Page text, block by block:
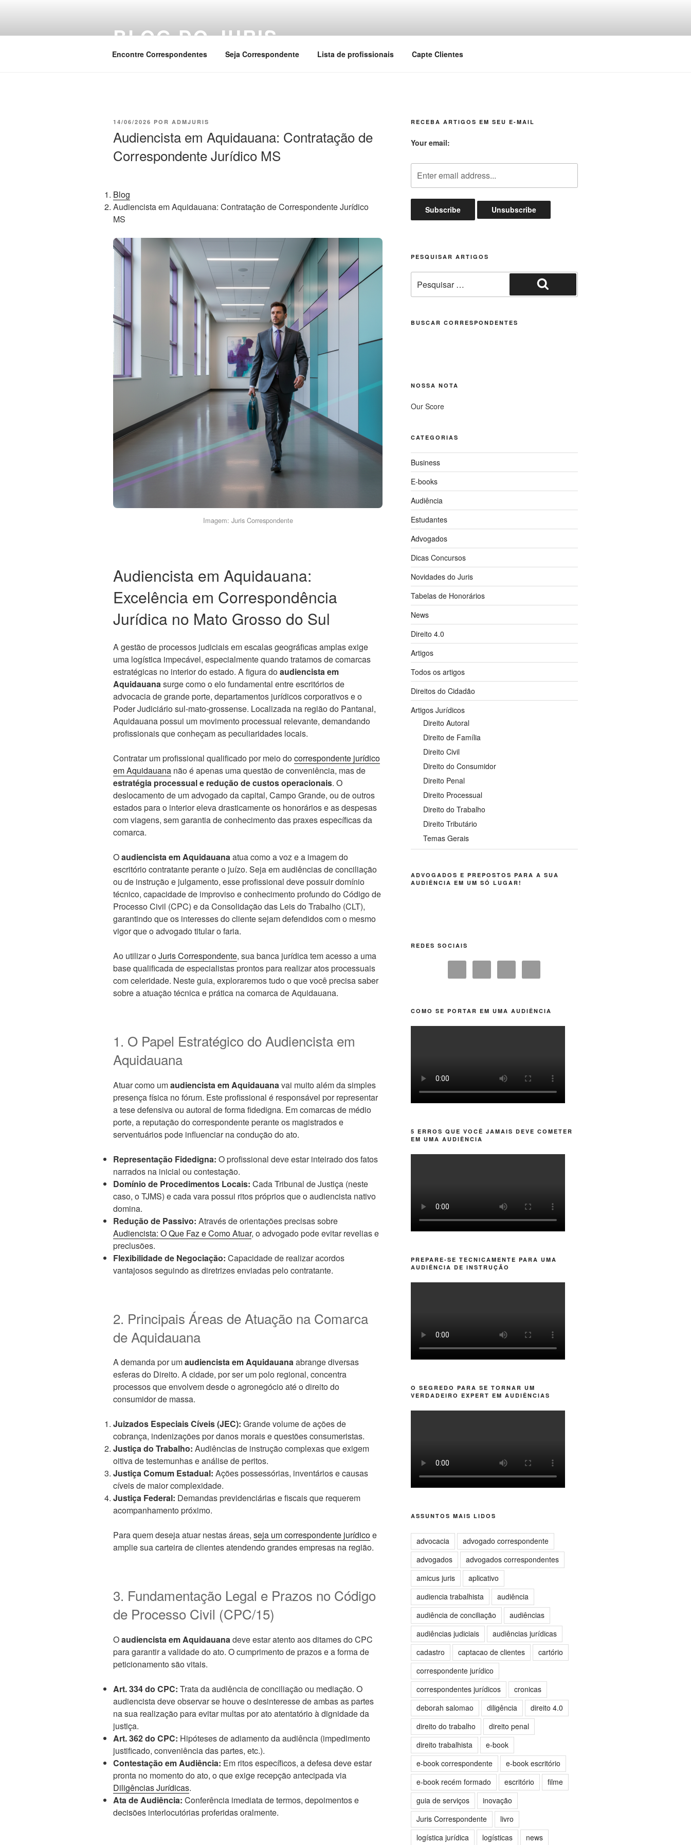
BLOG DO JURIS
Encontre Correspondentes Seja Correspondente Lista de profissionais Capte Clientes
PUBLICADO
14/06/2026 POR ADMJURIS
Audiencista em Aquidauana: Contratação de
Correspondente Jurídico MS
Blog
Audiencista em Aquidauana: Contratação de Correspondente Jurídico
MS
Imagem: Juris Correspondente
Audiencista em Aquidauana:
Excelência em Correspondência
Jurídica no Mato Grosso do Sul
A gestão de processos judiciais em escalas geográficas amplas exige
uma logística impecável, especialmente quando tratamos de comarcas
estratégicas no interior do estado. A figura doaudiencista em
Aquidauanasurge como o elo fundamental entre escritórios de
advocacia de grande porte, departamentos jurídicos corporativos e o
Poder Judiciário sul-mato-grossense. Localizada na região do Pantanal,
Aquidauana possui um movimento processual relevante, demandando
profissionais que conheçam as peculiaridades locais.
Contratar um profissional qualificado por meio docorrespondente jurídico
em Aquidauana não é apenas uma questão de conveniência, mas de
estratégia processual e redução de custos operacionais. O
deslocamento de um advogado da capital, Campo Grande, ou de outros
estados para o interior eleva drasticamente os honorários e as despesas
com viagens, sem garantia de conhecimento das praxes específicas da
comarca.
Oaudiencista em Aquidauanaatua como a voz e a imagem do
escritório contratante perante o juízo. Seja em audiências de conciliação
ou de instrução e julgamento, esse profissional deve possuir domínio
técnico, capacidade de improviso e conhecimento profundo do Código de
Processo Civil (CPC) e da Consolidação das Leis do Trabalho (CLT),
garantindo que os interesses do cliente sejam defendidos com o mesmo
vigor que o advogado titular o faria.
Ao utilizar oJuris Correspondente, sua banca jurídica tem acesso a uma
base qualificada de especialistas prontos para realizar atos processuais
com celeridade. Neste guia, exploraremos tudo o que você precisa saber
sobre a atuação técnica e prática na comarca de Aquidauana.
1. O Papel Estratégico do Audiencista em
Aquidauana
Atuar como umaudiencista em Aquidauana vai muito além da simples
presença física no fórum. Este profissional é responsável por representar
a tese defensiva ou autoral de forma fidedigna. Em comarcas de médio
porte, a reputação do correspondente perante os magistrados e
serventuários pode influenciar na condução do ato.
Representação Fidedigna: O profissional deve estar inteirado dos fatos
narrados na inicial ou contestação.
Domínio de Procedimentos Locais: Cada Tribunal de Justiça (neste
caso, o TJMS) e cada vara possui ritos próprios que o audiencista nativo
domina.
Redução de Passivo: Através de orientações precisas sobre
Audiencista: O Que Faz e Como Atuar, o advogado pode evitar revelias e
preclusões.
Flexibilidade de Negociação: Capacidade de realizar acordos
vantajosos seguindo as diretrizes enviadas pelo contratante.
2. Principais Áreas de Atuação na Comarca
de Aquidauana
A demanda por umaudiencista em Aquidauanaabrange diversas
esferas do Direito. A cidade, por ser um polo regional, concentra
processos que envolvem desde o agronegócio até o direito do
consumidor de massa.
Juizados Especiais Cíveis (JEC): Grande volume de ações de
cobrança, indenizações por danos morais e questões consumeristas.
Justiça do Trabalho: Audiências de instrução complexas que exigem
oitiva de testemunhas e análise de peritos.
Justiça Comum Estadual: Ações possessórias, inventários e causas
cíveis de maior complexidade.
Justiça Federal: Demandas previdenciárias e fiscais que requerem
acompanhamento próximo.
Para quem deseja atuar nestas áreas, seja um correspondente jurídicoe
amplie sua carteira de clientes atendendo grandes empresas na região.
3. Fundamentação Legal e Prazos no Código
de Processo Civil (CPC/15)
Oaudiencista em Aquidauana deve estar atento aos ditames do CPC
para garantir a validade do ato. O cumprimento de prazos e a forma de
peticionamento são vitais.
Art. 334 do CPC: Trata da audiência de conciliação ou mediação. O
audiencista deve observar se houve o desinteresse de ambas as partes
na sua realização para evitar multas por ato atentatório à dignidade da
justiça.
Art. 362 do CPC: Hipóteses de adiamento da audiência (impedimento
justificado, conveniência das partes, etc.).
Contestação em Audiência: Em ritos específicos, a defesa deve estar
pronta no momento do ato, o que exige recepção antecipada via
Diligências Jurídicas.
Ata de Audiência: Conferência imediata de termos, depoimentos e
decisões interlocutórias proferidas oralmente.
RECEBA ARTIGOS EM SEU E-MAIL
Your email:
PESQUISAR ARTIGOS
por:
Pesquisar
BUSCAR CORRESPONDENTES
NOSSA NOTA
Our Score
CATEGORIAS
Business
E-books
Audiência
Estudantes
Advogados
Dicas Concursos
Novidades do Juris
Tabelas de Honorários
News
Direito 4.0
Artigos
Todos os artigos
Direitos do Cidadão
Artigos Jurídicos
Direito Autoral
Direito de Família
Direito Civil
Direito do Consumidor
Direito Penal
Direito Processual
Direito do Trabalho
Direito Tributário
Temas Gerais
ADVOGADOS E PREPOSTOS PARA A SUA
AUDIÊNCIA EM UM SÓ LUGAR!
REDES SOCIAIS
COMO SE PORTAR EM UMA AUDIÊNCIA
5 ERROS QUE VOCÊ JAMAIS DEVE COMETER
EM UMA AUDIÊNCIA
PREPARE-SE TECNICAMENTE PARA UMA
AUDIÊNCIA DE INSTRUÇÃO
O SEGREDO PARA SE TORNAR UM
VERDADEIRO EXPERT EM AUDIÊNCIAS
ASSUNTOS MAIS LIDOS
advocacia
advogado correspondente
advogados
advogados correspondentes
amicus juris
aplicativo
audiencia trabalhista
audiência
audiência de conciliação
audiências
audiências judiciais
audiências jurídicas
cadastro
captacao de clientes
cartório
correspondente jurídico
correspondentes jurídicos
cronicas
deborah salomao
diligência
direito 4.0
direito do trabalho
direito penal
direito trabalhista
e-book
e-book correspondente
e-book escritório
e-book recém formado
escritório
filme
guia de serviços
inovação
Juris Correspondente
livro
logística jurídica
logísticas news